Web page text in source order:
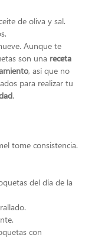
de oliva y sal.
Aunque te
son una receta
, así que no
para realizar tu
.
tome consistencia.
del día de la
con